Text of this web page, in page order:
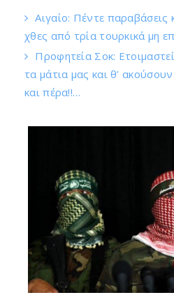
Αιγαίο: Πέντε παραβάσεις
χθες από τρία τουρκικά μη
Προφητεία Σοκ:
τα μάτια μας και θ’
και πέρα!!…